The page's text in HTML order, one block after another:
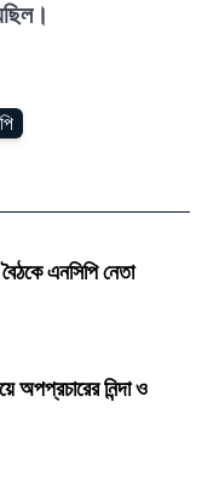
এনসিপি নেতা
অপপ্রচারের নিন্দা ও